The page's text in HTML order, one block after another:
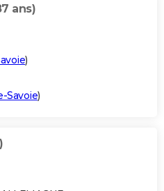
ans)
)
Savoie)